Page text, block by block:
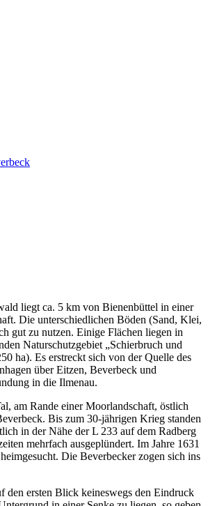
liegt ca. 5 km von Bienenbüttel in einer
Die unterschiedlichen Böden (Sand, Klei,
gut zu nutzen. Einige Flächen liegen in
Naturschutzgebiet „Schierbruch und
ha). Es erstreckt sich von der Quelle des
über Eitzen, Beverbeck und
in die Ilmenau.
am Rande einer Moorlandschaft, östlich
Bis zum 30-jährigen Krieg standen
in der Nähe der L 233 auf dem Radberg
mehrfach ausgeplündert. Im Jahre 1631
Die Beverbecker zogen sich ins
den ersten Blick keineswegs den Eindruck